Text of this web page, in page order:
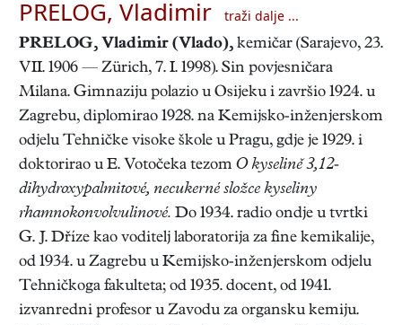
PRELOG, Vladimir
traži dalje ...
PRELOG, Vladimir (Vlado), kemičar (Sarajevo, 23.
VII. 1906 — Zürich, 7. I. 1998). Sin povjesničara
Milana. Gimnaziju polazio u Osijeku i završio 1924. u
Zagrebu, diplomirao 1928. na Kemijsko-inženjerskom
odjelu Tehničke visoke škole u Pragu, gdje je 1929. i
doktorirao u E. Votočeka tezom O kyselině 3,12-
dihydroxypalmitové, necukerné složce kyseliny
rhamnokonvolvulinové. Do 1934. radio ondje u tvrtki
G. J. Dříze kao voditelj laboratorija za fine kemikalije,
od 1934. u Zagrebu u Kemijsko-inženjerskom odjelu
Tehničkoga fakulteta; od 1935. docent, od 1941.
izvanredni profesor u Zavodu za organsku kemiju.